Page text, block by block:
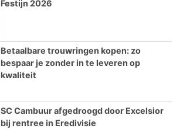
Festijn 2026
Betaalbare trouwringen kopen: zo
bespaar je zonder in te leveren op
kwaliteit
SC Cambuur afgedroogd door Excelsior
bij rentree in Eredivisie